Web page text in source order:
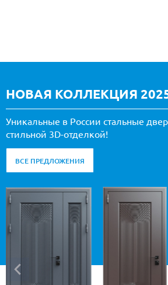
НОВАЯ КОЛЛЕКЦИЯ
Уникальные в России стальные
стильной 3D-отделкой!
ВСЕ ПРЕДЛОЖЕНИЯ